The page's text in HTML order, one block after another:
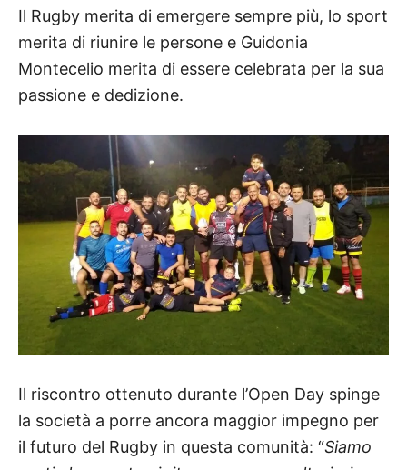
Il Rugby merita di emergere sempre più, lo sport
merita di riunire le persone e Guidonia
Montecelio merita di essere celebrata per la sua
passione e dedizione.
Il riscontro ottenuto durante l’Open Day spinge
la società a porre ancora maggior impegno per
il futuro del Rugby in questa comunità: “Siamo